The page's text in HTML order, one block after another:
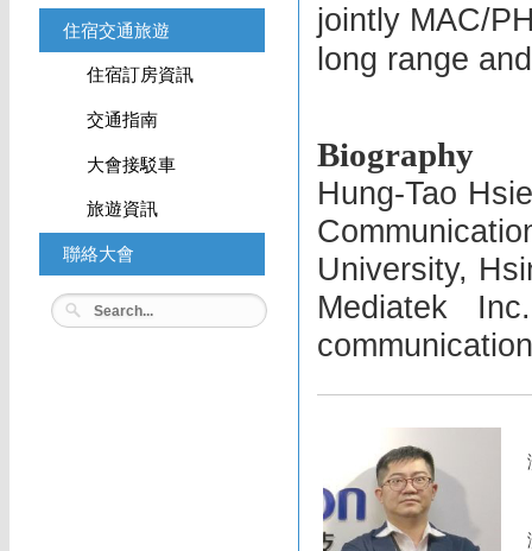
住宿交通旅遊
住宿訂房資訊
交通指南
大會接駁車
旅遊資訊
聯絡大會
jointly MAC/
long range
Biography
Hung-Tao
University,
Mediatek